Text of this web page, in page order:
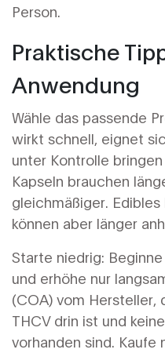
Person.
Praktische
Anwendung
Wähle das passende
wirkt schnell, eignet
unter Kontrolle
Kapseln brauchen
gleichmäßiger.
können aber länger
Starte niedrig:
und erhöhe nur
(COA) vom
THCV drin ist und
vorhanden sind. Kaufe